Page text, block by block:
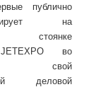
публично
на
стоянке
во
3 свой
деловой